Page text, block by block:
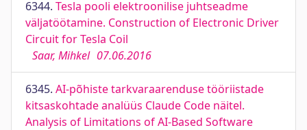
6344. Tesla pooli elektroonilise juhtseadme
väljatöötamine. Construction of Electronic Driver
Circuit for Tesla Coil
Saar, Mihkel 07.06.2016
6345. AI-põhiste tarkvaraarenduse tööriistade
kitsaskohtade analüüs Claude Code näitel.
Analysis of Limitations of AI-Based Software